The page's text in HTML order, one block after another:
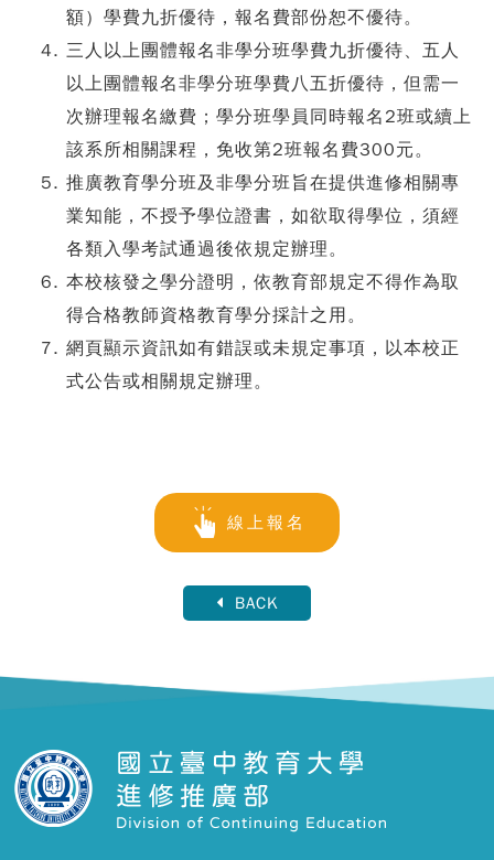
額）學費九折優待，報名費部份恕不優待。
三人以上團體報名非學分班學費九折優待、五人
以上團體報名非學分班學費八五折優待，但需一
次辦理報名繳費；學分班學員同時報名2班或續上
該系所相關課程，免收第2班報名費300元。
推廣教育學分班及非學分班旨在提供進修相關專
業知能，不授予學位證書，如欲取得學位，須經
各類入學考試通過後依規定辦理。
本校核發之學分證明，依教育部規定不得作為取
得合格教師資格教育學分採計之用。
網頁顯示資訊如有錯誤或未規定事項，以本校正
式公告或相關規定辦理。
線上報名
BACK